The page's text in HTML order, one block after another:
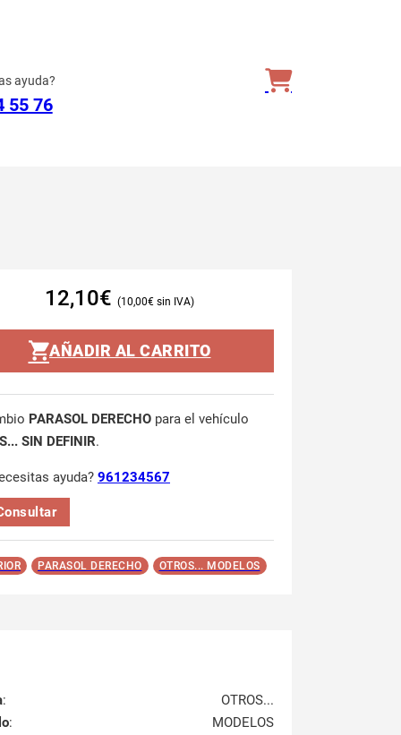
ayuda?
55 76
12,10€ 10,00€
AÑADIR AL CARRITO
PARASOL DERECHO para el vehículo
SIN DEFINIR.
ayuda? 961234567
PARASOL DERECHO OTROS... MODELOS
:
OTROS...
:
MODELOS